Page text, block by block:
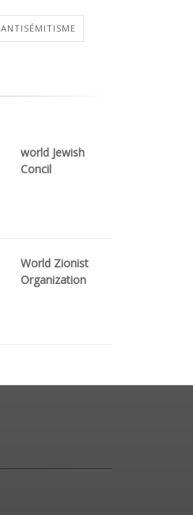
ANTISÉMITISME
world Jewish
Concil
World Zionist
Organization